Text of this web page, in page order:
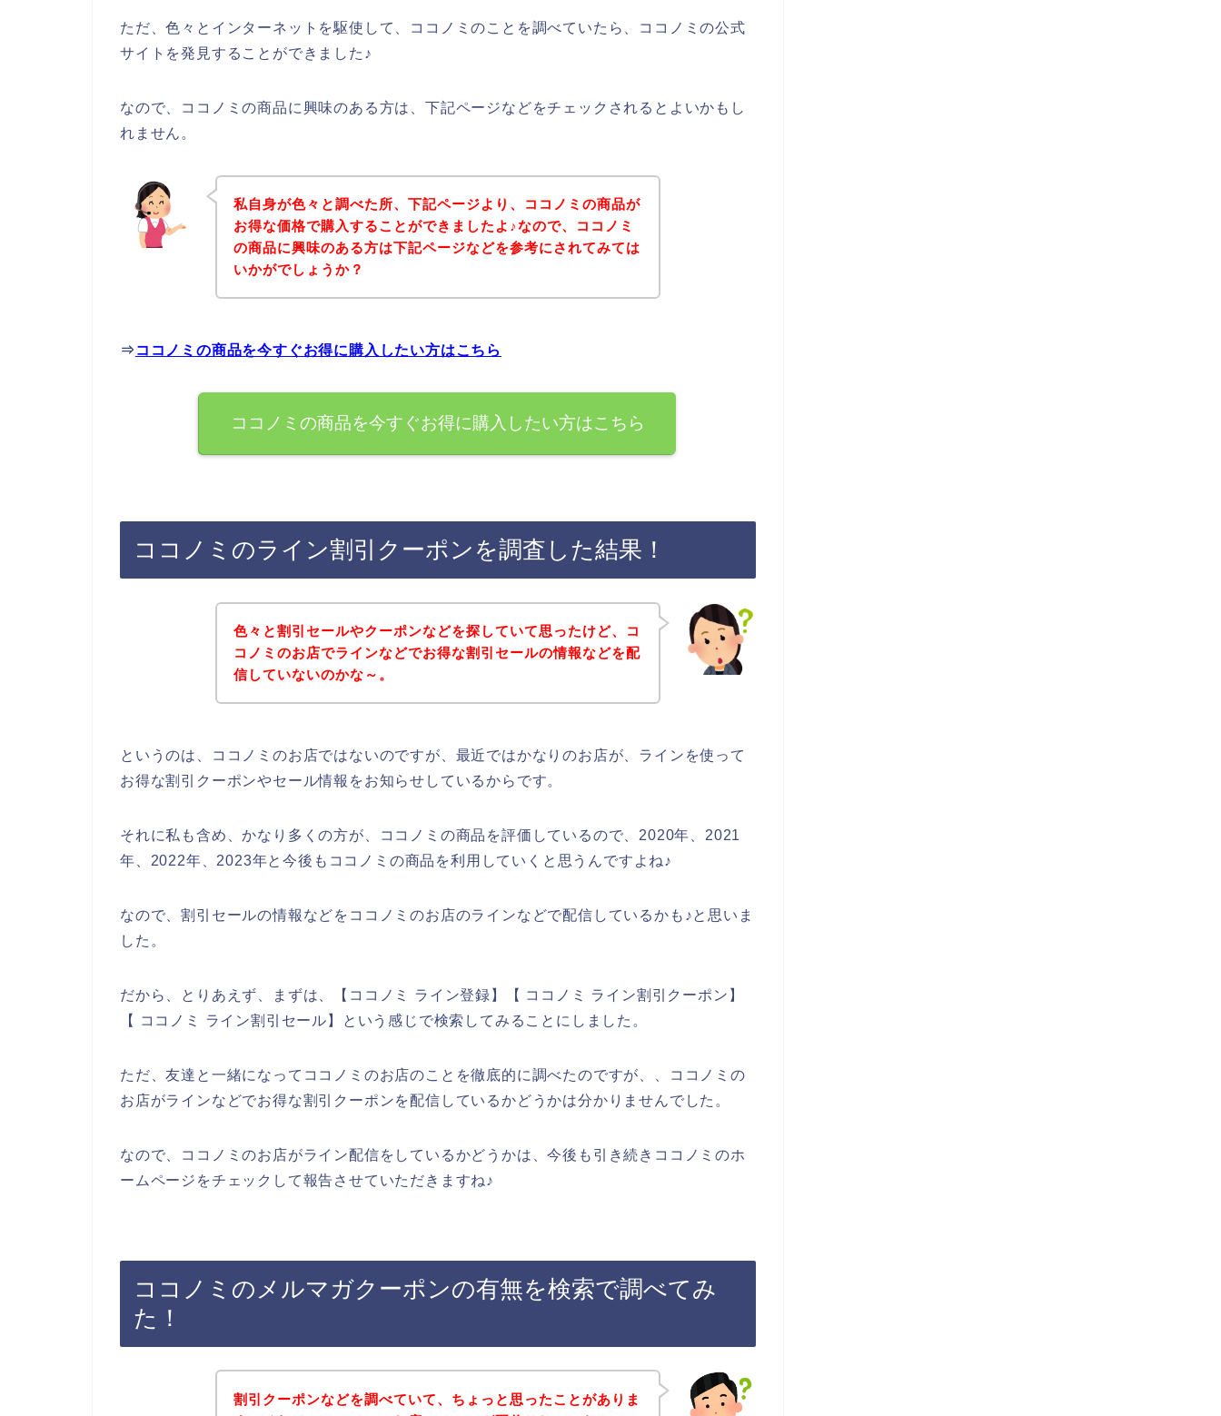
ただ、色々とインターネットを駆使して、ココノミのことを調べていたら、ココノミの公式
サイトを発見することができました♪
なので、ココノミの商品に興味のある方は、下記ページなどをチェックされるとよいかもし
れません。
私自身が色々と調べた所、下記ページより、ココノミの商品が
お得な価格で購入することができましたよ♪なので、ココノミ
の商品に興味のある方は下記ページなどを参考にされてみては
いかがでしょうか？
⇒ ココノミの商品を今すぐお得に購入したい方はこちら
ココノミの商品を今すぐお得に購入したい方はこちら
ココノミのライン割引クーポンを調査した結果！
色々と割引セールやクーポンなどを探していて思ったけど、コ
コノミのお店でラインなどでお得な割引セールの情報などを配
信していないのかな～。
というのは、ココノミのお店ではないのですが、最近ではかなりのお店が、ラインを使って
お得な割引クーポンやセール情報をお知らせしているからです。
それに私も含め、かなり多くの方が、ココノミの商品を評価しているので、2020年、2021
年、2022年、2023年と今後もココノミの商品を利用していくと思うんですよね♪
なので、割引セールの情報などをココノミのお店のラインなどで配信しているかも♪と思いま
した。
だから、とりあえず、まずは、【ココノミ ライン登録】【 ココノミ ライン割引クーポン】
【 ココノミ ライン割引セール】という感じで検索してみることにしました。
ただ、友達と一緒になってココノミのお店のことを徹底的に調べたのですが、、ココノミの
お店がラインなどでお得な割引クーポンを配信しているかどうかは分かりませんでした。
なので、ココノミのお店がライン配信をしているかどうかは、今後も引き続きココノミのホ
ームページをチェックして報告させていただきますね♪
ココノミのメルマガクーポンの有無を検索で調べてみ
た！
割引クーポンなどを調べていて、ちょっと思ったことがありま